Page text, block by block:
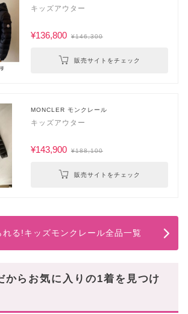
キッズアウター
¥136,800 ¥146,300
販売サイトをチェック
MONCLER モンクレール
キッズアウター
¥143,900 ¥188,100
販売サイトをチェック
れる!キッズモンクレール全品一覧
からお気に入りの1着を見つけ